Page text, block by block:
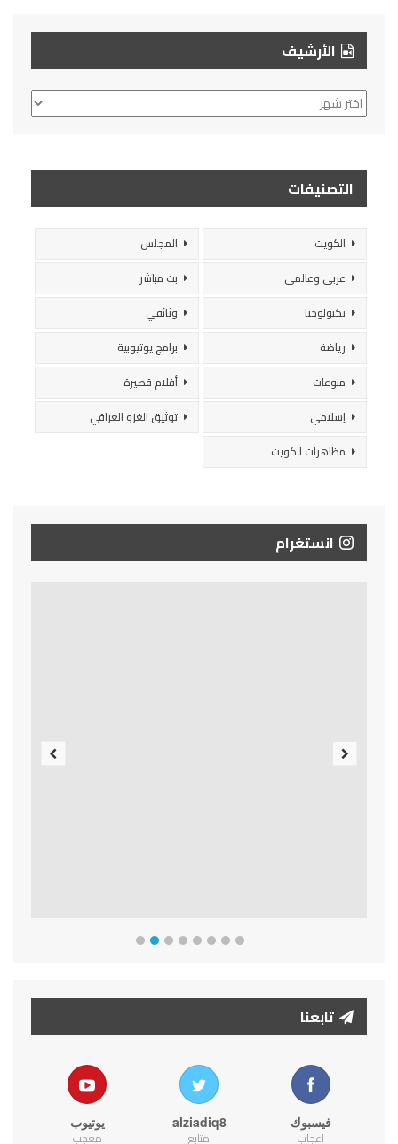
الأرشيف
الأرشيف
التصنيفات
الكويت
المجلس
عربي وعالمي
بث مباشر
تكنولوجيا
وثائقي
رياضة
برامج يوتيوبية
منوعات
أفلام قصيرة
إسلامي
توثيق الغزو العراقي
مظاهرات الكويت
انستغرام
تابعنا
فيسبوك
اعجاب
alziadiq8
متابع
يوتيوب
معجب